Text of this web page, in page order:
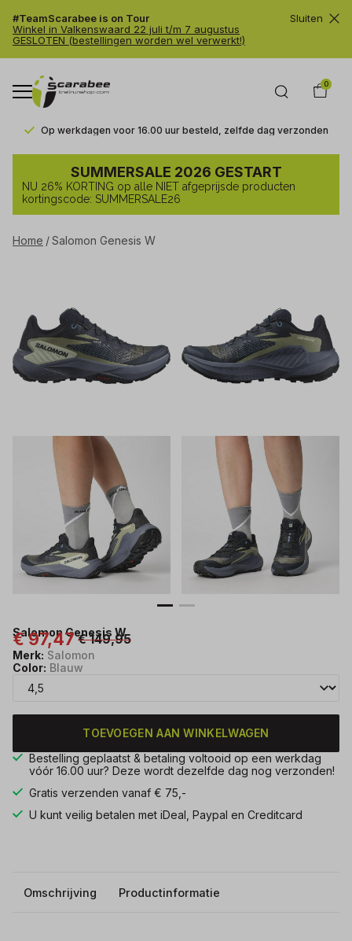
#TeamScarabee is on Tour
Winkel in Valkenswaard 22 juli t/m 7 augustus
GESLOTEN (bestellingen worden wel verwerkt!)
Sluiten
0
Op werkdagen voor 16.00 uur besteld, zelfde dag verzonden
Salomon
Genesis
Trailrunshop
SUMMERSALE 2026 GESTART
NU 26% KORTING op alle NIET afgeprijsde producten
kortingscode: SUMMERSALE26
Home Salomon Genesis W
Salomon Genesis W
€ 97,47 € 149,95
Merk: Salomon
Color: Blauw
TOEVOEGEN AAN WINKELWAGEN
Bestelling geplaatst & betaling voltooid op een werkdag
vóór 16.00 uur? Deze wordt dezelfde dag nog verzonden!
Gratis verzenden vanaf € 75,-
U kunt veilig betalen met iDeal, Paypal en Creditcard
Omschrijving Productinformatie